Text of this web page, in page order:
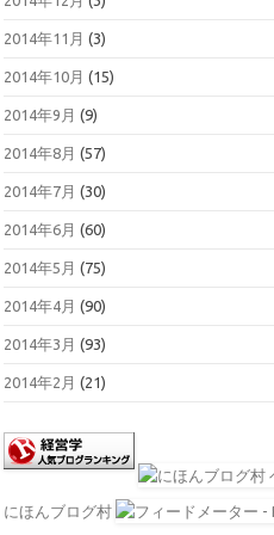
2014年11月 (3)
2014年10月 (15)
2014年9月 (9)
2014年8月 (57)
2014年7月 (30)
2014年6月 (60)
2014年5月 (75)
2014年4月 (90)
2014年3月 (93)
2014年2月 (21)
にほんブログ村